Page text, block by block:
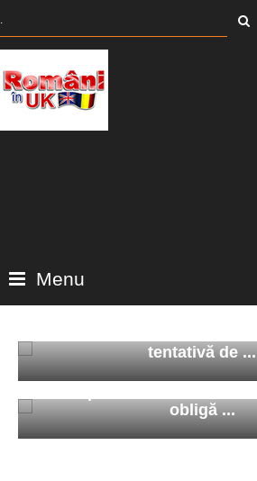
Menu
tentativă de ...
obligă ...